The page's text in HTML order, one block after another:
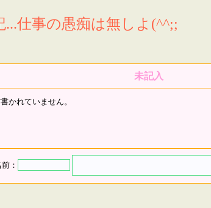
仕事の愚痴は無しよ(^^;;
未記入
かれていません。
：